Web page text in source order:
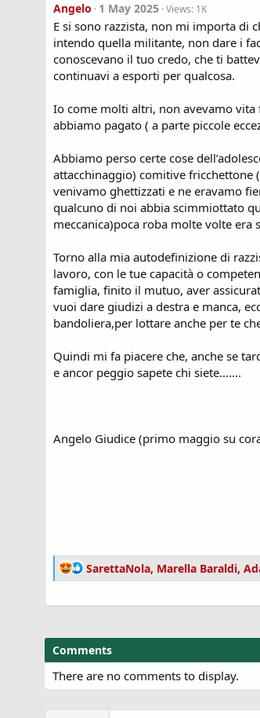
Angelo 1 May 2025 Views: 1K
E si sono razzista, non mi importa di
intendo quella militante, non dare i
conoscevano il tuo credo, che ti
continuavi a esporti per qualcosa.
Io come molti altri, non avevamo
abbiamo pagato ( a parte piccole
Abbiamo perso certe cose
attacchinaggio) comitive
venivamo ghettizzati e ne eravamo
qualcuno di noi abbia scimmiottato
meccanica)poca roba molte volte
Torno alla mia autodefinizione di
lavoro, con le tue capacità o
famiglia, finito il mutuo, aver
vuoi dare giudizi a destra e manca,
bandoliera,per lottare anche per te
Quindi mi fa piacere che, anche se
e ancor peggio sapete chi siete…….
Angelo Giudice (primo maggio su
R
e
i
o
n
SarettaNola, Marella Baraldi,
Comments
There are no comments to display.